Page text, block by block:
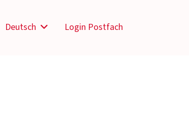
Deutsch Login Postfach